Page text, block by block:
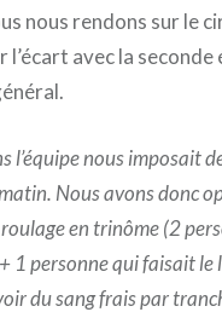
nous rendons sur le
avec la seconde
l’équipe nous imposait
Nous avons donc
en trinôme (2
1 personne qui faisait le
du sang frais par